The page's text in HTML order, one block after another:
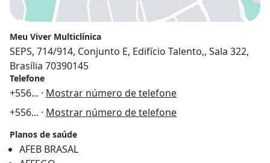
Meu Viver Multiclínica
SEPS, 714/914, Conjunto E, Edifício Talento,, Sala 322,
Brasília 70390145
Telefone
+556... · Mostrar número de telefone
+556... · Mostrar número de telefone
Planos de saúde
AFEB BRASAL